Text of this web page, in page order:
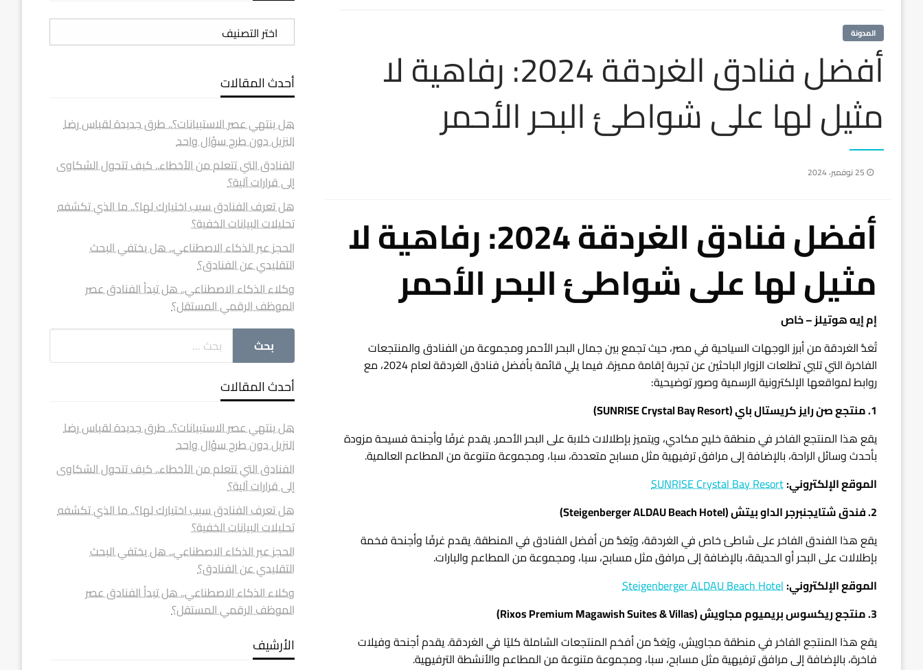
المدونة
أفضل فنادق الغردقة 2024: رفاهية لا
مثيل لها على شواطئ البحر الأحمر
نُشر
25 نوفمبر، 2024
أفضل فنادق الغردقة 2024: رفاهية لا
مثيل لها على شواطئ البحر الأحمر
إم إيه هوتيلز – خاص
تُعَدُّ الغردقة من أبرز الوجهات السياحية في مصر، حيث تجمع بين جمال البحر الأحمر ومجموعة من الفنادق والمنتجعات
الفاخرة التي تلبي تطلعات الزوار الباحثين عن تجربة إقامة مميزة. فيما يلي قائمة بأفضل فنادق الغردقة لعام 2024، مع
روابط لمواقعها الإلكترونية الرسمية وصور توضيحية:
1. منتجع صن رايز كريستال باي (SUNRISE Crystal Bay Resort)
يقع هذا المنتجع الفاخر في منطقة خليج مكادي، ويتميز بإطلالات خلابة على البحر الأحمر. يقدم غرفًا وأجنحة فسيحة مزودة
بأحدث وسائل الراحة، بالإضافة إلى مرافق ترفيهية مثل مسابح متعددة، سبا، ومجموعة متنوعة من المطاعم العالمية.
الموقع الإلكتروني:SUNRISE Crystal Bay Resort
2. فندق شتايجنبرجر الداو بيتش (Steigenberger ALDAU Beach Hotel)
يقع هذا الفندق الفاخر على شاطئ خاص في الغردقة، ويُعَدُّ من أفضل الفنادق في المنطقة. يقدم غرفًا وأجنحة فخمة
بإطلالات على البحر أو الحديقة، بالإضافة إلى مرافق مثل مسابح، سبا، ومجموعة من المطاعم والبارات.
الموقع الإلكتروني:Steigenberger ALDAU Beach Hotel
3. منتجع ريكسوس بريميوم مجاويش (Rixos Premium Magawish Suites & Villas)
يقع هذا المنتجع الفاخر في منطقة مجاويش، ويُعَدُّ من أفخم المنتجعات الشاملة كليًا في الغردقة. يقدم أجنحة وفيلات
فاخرة، بالإضافة إلى مرافق ترفيهية مثل مسابح، سبا، ومجموعة متنوعة من المطاعم والأنشطة الترفيهية.
تصنيفات
أحدث المقالات
هل ينتهي عصر الاستبيانات؟.. طرق جديدة لقياس رضا
النزيل دون طرح سؤال واحد
الفنادق التي تتعلم من الأخطاء.. كيف تتحول الشكاوى
إلى قرارات آلية؟
هل تعرف الفنادق سبب اختيارك لها؟.. ما الذي تكشفه
تحليلات البيانات الخفية؟
الحجز عبر الذكاء الاصطناعي.. هل يختفي البحث
التقليدي عن الفنادق؟
وكلاء الذكاء الاصطناعي.. هل تبدأ الفنادق عصر
الموظف الرقمي المستقل؟
أحدث المقالات
هل ينتهي عصر الاستبيانات؟.. طرق جديدة لقياس رضا
النزيل دون طرح سؤال واحد
الفنادق التي تتعلم من الأخطاء.. كيف تتحول الشكاوى
إلى قرارات آلية؟
هل تعرف الفنادق سبب اختيارك لها؟.. ما الذي تكشفه
تحليلات البيانات الخفية؟
الحجز عبر الذكاء الاصطناعي.. هل يختفي البحث
التقليدي عن الفنادق؟
وكلاء الذكاء الاصطناعي.. هل تبدأ الفنادق عصر
الموظف الرقمي المستقل؟
الأرشيف